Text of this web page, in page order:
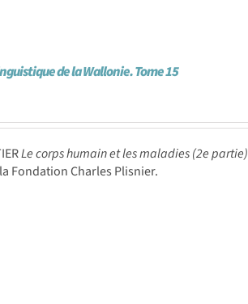
de la Wallonie. Tome 15
Le corps humain et les maladies (2e partie)
Fondation Charles Plisnier.